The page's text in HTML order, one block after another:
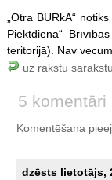
„Otra BURkA“
Piektdiena“
teritorijā). Nav
uz rakstu sarakstu
5 komentāri
Komentēšana
dzēsts lietotājs,